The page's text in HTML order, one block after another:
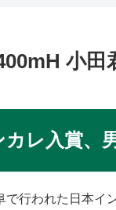
小田
レ入賞、
行われた日本イ